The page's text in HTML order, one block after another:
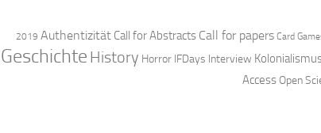
2019 Authentizität Call for Abstracts Call for papers Card
Geschichte History Horror IFDays Interview
Access Open